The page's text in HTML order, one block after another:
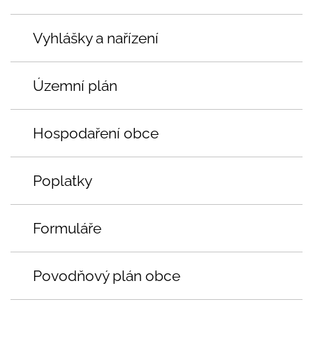
Vyhlášky a nařízení
Územní plán
Hospodaření obce
Poplatky
Formuláře
Povodňový plán obce